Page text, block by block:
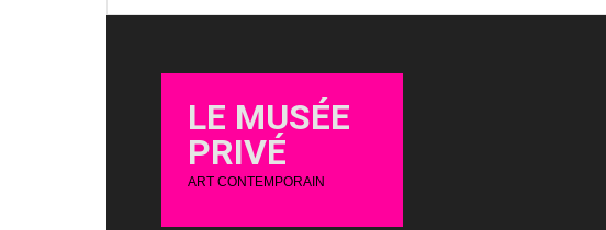
LE MUSÉE
PRIVÉ
ART CONTEMPORAIN